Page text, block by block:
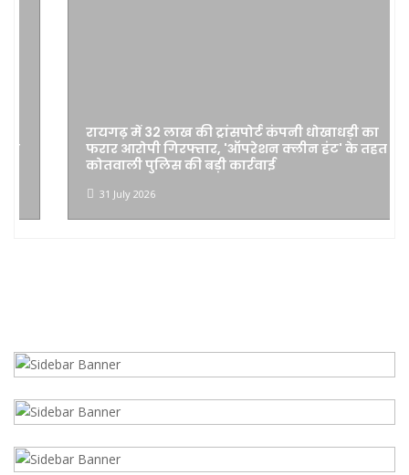
रायगढ़ में 32 लाख की ट्रांसपोर्ट कंपनी धोखाधड़ी का
फरार आरोपी गिरफ्तार, 'ऑपरेशन क्लीन हंट' के तहत
कोतवाली पुलिस की बड़ी कार्रवाई
31 July 2026